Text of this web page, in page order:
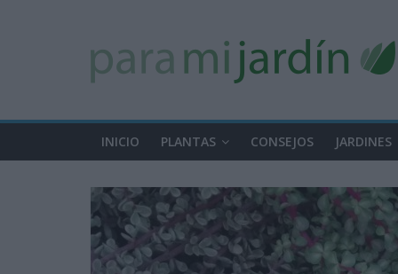
INICIO PLANTAS CONSEJOS JARDINES